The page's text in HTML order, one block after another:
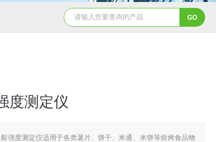
度测定仪
强度测定仪适用于各类薯片、饼干、米通、米饼等焙烤食品物